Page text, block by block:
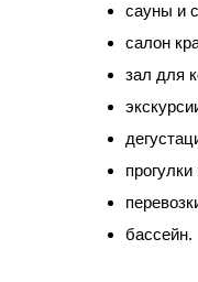
сауны и
салон
зал для
бассейн.